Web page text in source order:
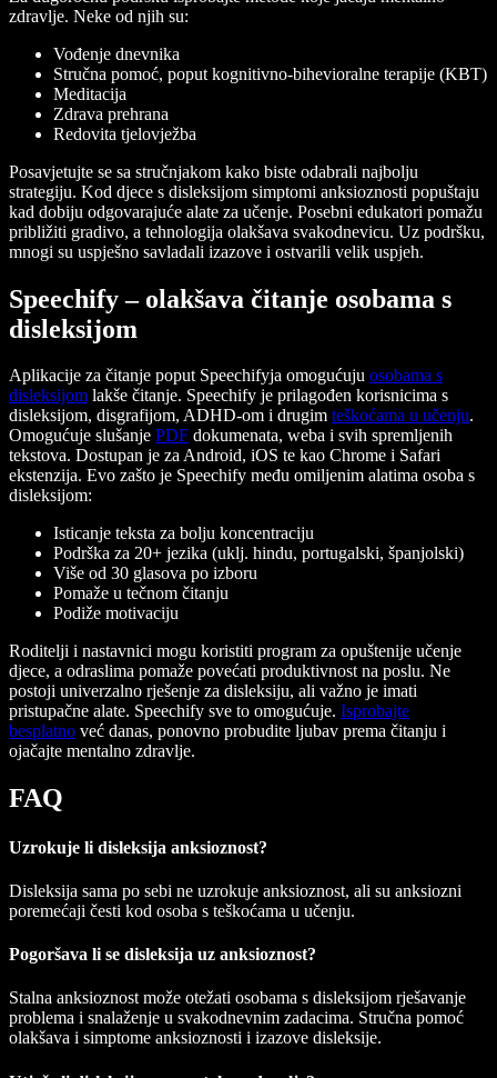
zdravlje. Neke od njih su:
Vođenje dnevnika
Stručna pomoć, poput kognitivno-bihevioralne terapije (KBT)
Meditacija
Zdrava prehrana
Redovita tjelovježba
Posavjetujte se sa stručnjakom kako biste odabrali najbolju
strategiju. Kod djece s disleksijom simptomi anksioznosti popuštaju
kad dobiju odgovarajuće alate za učenje. Posebni edukatori pomažu
približiti gradivo, a tehnologija olakšava svakodnevicu. Uz podršku,
mnogi su uspješno savladali izazove i ostvarili velik uspjeh.
Speechify – olakšava čitanje osobama s
disleksijom
Aplikacije za čitanje poput Speechifyja omogućuju osobama s
disleksijom lakše čitanje. Speechify je prilagođen korisnicima s
disleksijom, disgrafijom, ADHD-om i drugim teškoćama u učenju.
Omogućuje slušanje PDF dokumenata, weba i svih spremljenih
tekstova. Dostupan je za Android, iOS te kao Chrome i Safari
ekstenzija. Evo zašto je Speechify među omiljenim alatima osoba s
disleksijom:
Isticanje teksta za bolju koncentraciju
Podrška za 20+ jezika (uklj. hindu, portugalski, španjolski)
Više od 30 glasova po izboru
Pomaže u tečnom čitanju
Podiže motivaciju
Roditelji i nastavnici mogu koristiti program za opuštenije učenje
djece, a odraslima pomaže povećati produktivnost na poslu. Ne
postoji univerzalno rješenje za disleksiju, ali važno je imati
pristupačne alate. Speechify sve to omogućuje. Isprobajte
besplatno već danas, ponovno probudite ljubav prema čitanju i
ojačajte mentalno zdravlje.
FAQ
Uzrokuje li disleksija anksioznost?
Disleksija sama po sebi ne uzrokuje anksioznost, ali su anksiozni
poremećaji česti kod osoba s teškoćama u učenju.
Pogoršava li se disleksija uz anksioznost?
Stalna anksioznost može otežati osobama s disleksijom rješavanje
problema i snalaženje u svakodnevnim zadacima. Stručna pomoć
olakšava i simptome anksioznosti i izazove disleksije.